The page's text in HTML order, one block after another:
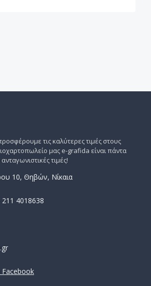
τις καλύτερες τιμές στους
μας e-grafida είναι πάντα
τιμές!
10, Θηβών, Νίκαια
4018638
Facebook